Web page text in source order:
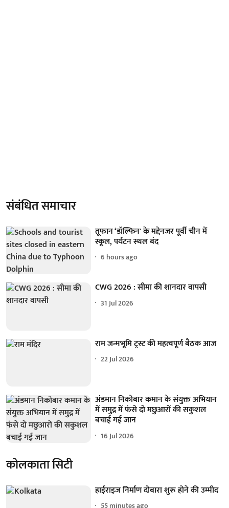
संबंधित समाचार
तूफान ‘डॉल्फिन' के मद्देनजर पूर्वी चीन में
स्कूल, पर्यटन स्थल बंद
6 hours ago
CWG 2026 : सीमा की शानदार वापसी
31 Jul 2026
राम जन्मभूमि ट्रस्ट की महत्वपूर्ण बैठक आज
22 Jul 2026
अंडमान निकोबार कमान के संयुक्त अभियान
में समुद्र में फंसे दो मछुआरों की सकुशल
बचाई गई जान
16 Jul 2026
कोलकाता सिटी
हाईराइज निर्माण दोबारा शुरू होने की उम्मीद